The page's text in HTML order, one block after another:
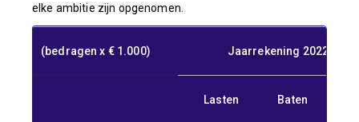
elke ambitie zijn opgenomen.
(bedragen x € 1.000) Jaarrekening 2022
Lasten Baten